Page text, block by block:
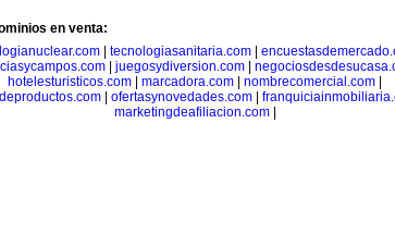
en venta:
| tecnologiasanitaria.com|
| juegosydiversion.com|
hotelesturisticos.com
marcadora.com nombrecomercial.com
| ofertasynovedades.com|
marketingdeafiliacion.com|